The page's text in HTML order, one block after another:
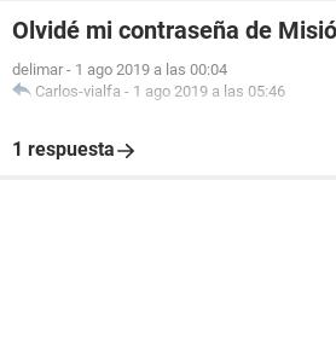
Olvidé mi contraseña de
delimar - 1 ago 2019 a las 00:04
Carlos-vialfa - 1 ago 2019 a las 05:46
1 respuesta